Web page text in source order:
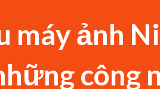
máy ảnh
công